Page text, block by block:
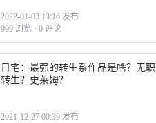
2022-01-03 13:16 发布
999 浏览 · 0 评论
日宅：最强的转生系作品是啥？无职
转生？史莱姆？
2021-12-27 00:39 发布